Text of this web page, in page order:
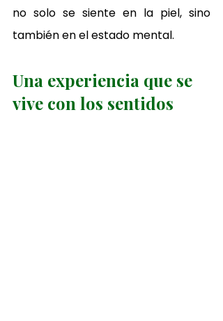
no solo se siente en la piel, sino
también en el estado mental.
Una experiencia que se
vive con los sentidos